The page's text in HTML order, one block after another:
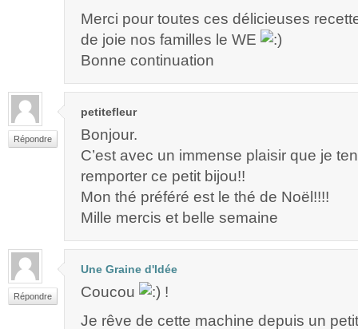
Merci pour toutes ces délicieuses
de joie nos familles le WE
Bonne continuation
Répondre
petitefleur
Bonjour.
C’est avec un immense plaisir que je
remporter ce petit bijou!!
Mon thé préféré est le thé de Noël!!!!
Mille mercis et belle semaine
Répondre
Une Graine d'Idée
Coucou
!
Je rêve de cette machine depuis un